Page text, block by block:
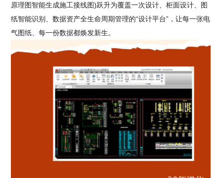
原理图智能生成施工接线图)跃升为覆盖一次设计、柜面设计、图
纸智能识别、数据资产全生命周期管理的“设计平台”，让每一张电
气图纸、每一份数据都焕发新生。